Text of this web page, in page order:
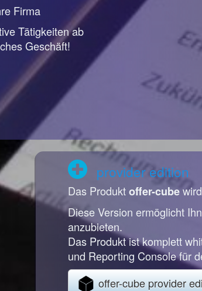
Firma
Tätigkeiten ab
Geschäft!
provider edition
Das Produktoffer-cube
Diese Version ermöglicht
anzubieten.
Das Produkt ist komplett
und Reporting Console für
offer-cube provider